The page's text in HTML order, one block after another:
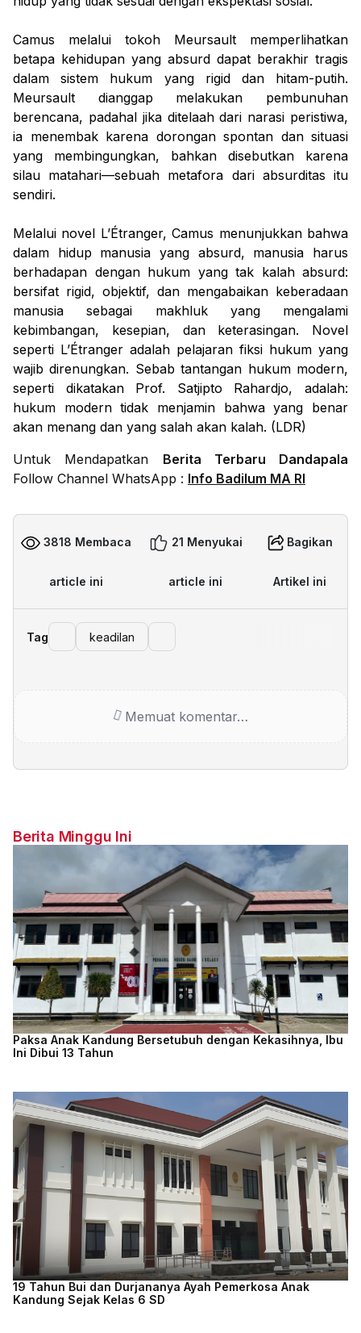
Camus melalui tokoh Meursault memperlihatkan
betapa kehidupan yang absurd dapat berakhir tragis
dalam sistem hukum yang rigid dan hitam-putih.
Meursault dianggap melakukan pembunuhan
berencana, padahal jika ditelaah dari narasi peristiwa,
ia menembak karena dorongan spontan dan situasi
yang membingungkan, bahkan disebutkan karena
silau matahari—sebuah metafora dari absurditas itu
sendiri.
Melalui novel L’Étranger, Camus menunjukkan bahwa
dalam hidup manusia yang absurd, manusia harus
berhadapan dengan hukum yang tak kalah absurd:
bersifat rigid, objektif, dan mengabaikan keberadaan
manusia sebagai makhluk yang mengalami
kebimbangan, kesepian, dan keterasingan. Novel
seperti L’Étranger adalah pelajaran fiksi hukum yang
wajib direnungkan. Sebab tantangan hukum modern,
seperti dikatakan Prof. Satjipto Rahardjo, adalah:
hukum modern tidak menjamin bahwa yang benar
akan menang dan yang salah akan kalah. (LDR)
Untuk Mendapatkan Berita Terbaru Dandapala
Follow Channel WhatsApp : Info Badilum MA RI
3818 Membaca
article ini
21 Menyukai
article ini
Bagikan
Artikel ini
Tag keadilan
Memuat komentar…
Berita Minggu Ini
Paksa Anak Kandung Bersetubuh dengan Kekasihnya, Ibu
Ini Dibui 13 Tahun
19 Tahun Bui dan Durjananya Ayah Pemerkosa Anak
Kandung Sejak Kelas 6 SD